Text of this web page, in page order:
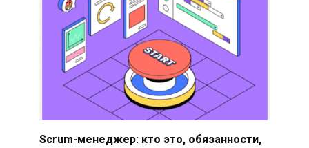
Scrum-менеджер: кто это, обязанности,